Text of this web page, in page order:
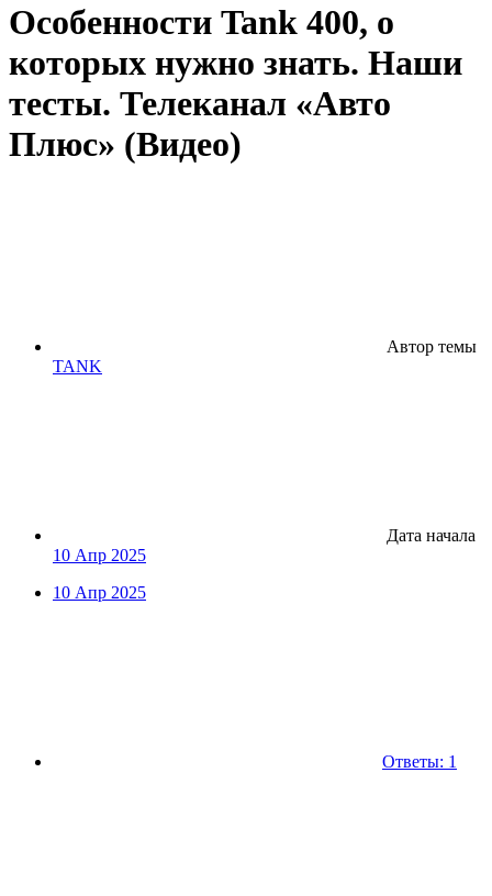
Особенности Tank 400, о
которых нужно знать. Наши
тесты. Телеканал «Авто
Плюс» (Видео)
Автор темы
TANK
Дата начала
10 Апр 2025
10 Апр 2025
Ответы: 1